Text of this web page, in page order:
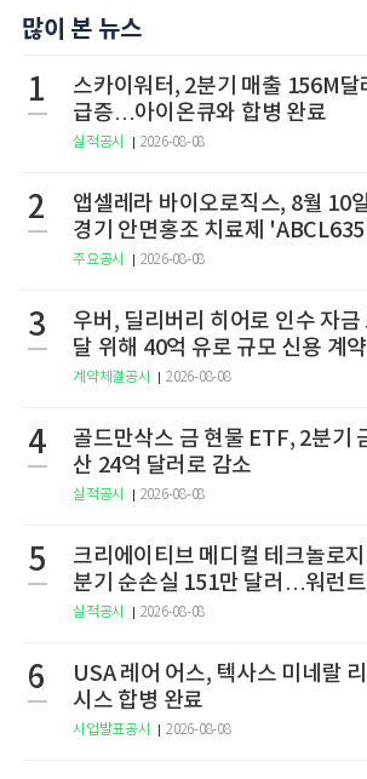
많이 본 뉴스
1
스카이워터, 2분기 매출 156M달
급증…아이온큐와 합병 완료
실적공시 2026-08-08
2
앱셀레라 바이오로직스, 8월 10
경기 안면홍조 치료제
상 2상 결과 발표
주요공시 2026-08-08
3
우버, 딜리버리 히어로 인수 자금
달 위해 40억 유로 규모 신용 계
결
계약체결공시 2026-08-08
4
골드만삭스 금 현물 ETF, 2분기
산 24억 달러로 감소
실적공시 2026-08-08
5
크리에이티브 메디컬 테크놀로
분기 순손실 151만 달러…워런
사로 446만 달러 조달
실적공시 2026-08-08
6
USA 레어 어스, 텍사스 미네랄
시스 합병 완료
사업발표공시 2026-08-08